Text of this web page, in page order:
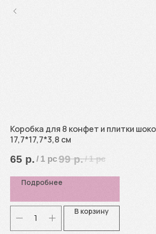
Коробка для 8 конфет и плитки
17,7*17,7*3,8 см
65 р. / 1 pc99 р./1 pc
Подробнее
В корзину